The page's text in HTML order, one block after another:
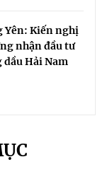
Yên: Kiến nghị
nhận đầu tư
dầu Hải Nam